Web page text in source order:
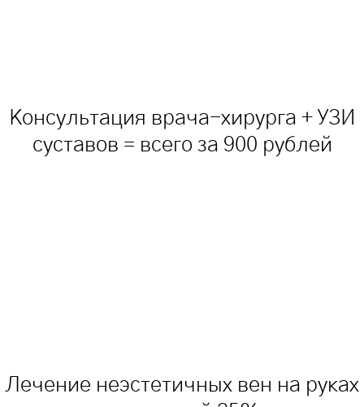
Консультация врача-хирурга + УЗИ
суставов = всего за 900 рублей
Лечение неэстетичных вен на руках